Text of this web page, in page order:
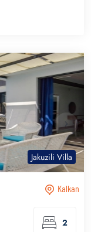
Jakuzili Villa
Kalkan
2